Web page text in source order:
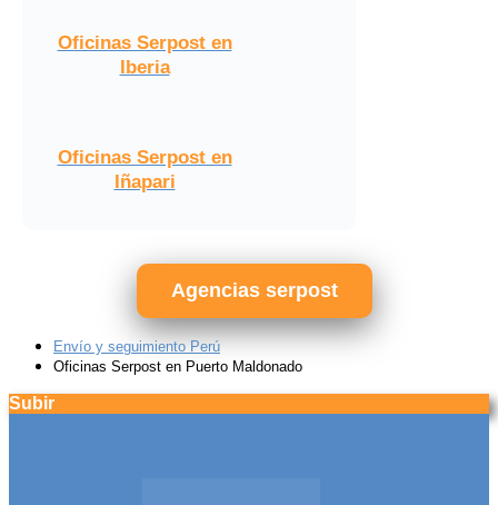
Oficinas Serpost en
Iberia
Oficinas Serpost en
Iñapari
Agencias serpost
Envío y seguimiento Perú
Oficinas Serpost en Puerto Maldonado
Subir